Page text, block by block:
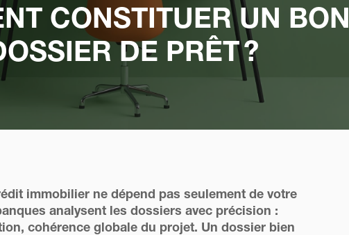
CONSTITUER UN BON
DE PRÊT ?
immobilier ne dépend pas seulement de votre
analysent les dossiers avec précision :
cohérence globale du projet. Un dossier bien